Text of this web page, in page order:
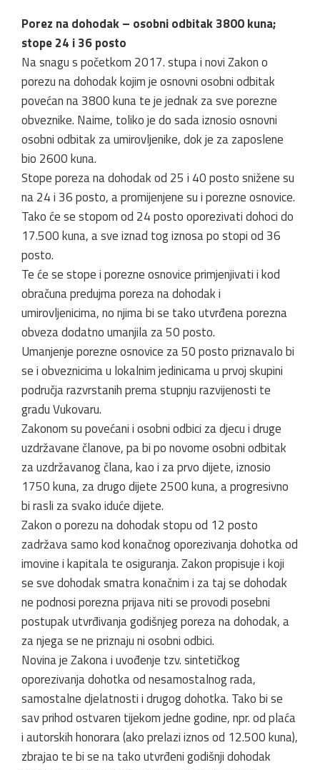
Porez na dohodak – osobni odbitak 3800 kuna;
stope 24 i 36 posto
Na snagu s početkom 2017. stupa i novi Zakon o
porezu na dohodak kojim je osnovni osobni odbitak
povećan na 3800 kuna te je jednak za sve porezne
obveznike. Naime, toliko je do sada iznosio osnovni
osobni odbitak za umirovljenike, dok je za zaposlene
bio 2600 kuna.
Stope poreza na dohodak od 25 i 40 posto snižene su
na 24 i 36 posto, a promijenjene su i porezne osnovice.
Tako će se stopom od 24 posto oporezivati dohoci do
17.500 kuna, a sve iznad tog iznosa po stopi od 36
posto.
Te će se stope i porezne osnovice primjenjivati i kod
obračuna predujma poreza na dohodak i
umirovljenicima, no njima bi se tako utvrđena porezna
obveza dodatno umanjila za 50 posto.
Umanjenje porezne osnovice za 50 posto priznavalo bi
se i obveznicima u lokalnim jedinicama u prvoj skupini
područja razvrstanih prema stupnju razvijenosti te
gradu Vukovaru.
Zakonom su povećani i osobni odbici za djecu i druge
uzdržavane članove, pa bi po novome osobni odbitak
za uzdržavanog člana, kao i za prvo dijete, iznosio
1750 kuna, za drugo dijete 2500 kuna, a progresivno
bi rasli za svako iduće dijete.
Zakon o porezu na dohodak stopu od 12 posto
zadržava samo kod konačnog oporezivanja dohotka od
imovine i kapitala te osiguranja. Zakon propisuje i koji
se sve dohodak smatra konačnim i za taj se dohodak
ne podnosi porezna prijava niti se provodi posebni
postupak utvrđivanja godišnjeg poreza na dohodak, a
za njega se ne priznaju ni osobni odbici.
Novina je Zakona i uvođenje tzv. sintetičkog
oporezivanja dohotka od nesamostalnog rada,
samostalne djelatnosti i drugog dohotka. Tako bi se
sav prihod ostvaren tijekom jedne godine, npr. od plaća
i autorskih honorara (ako prelazi iznos od 12.500 kuna),
zbrajao te bi se na tako utvrđeni godišnji dohodak